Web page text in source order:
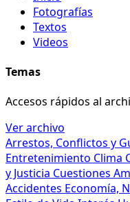
Fotografías
Textos
Videos
Temas
Accesos rápidos al
Ver archivo
Arrestos, Conflictos y
Entretenimiento Clima
y Justicia Cuestiones
Accidentes Economía,